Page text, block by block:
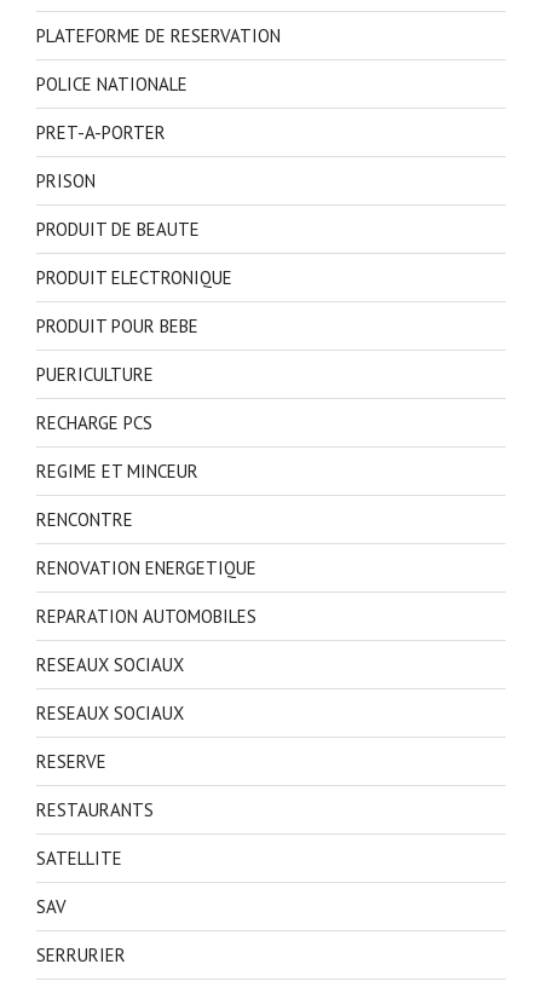
PLATEFORME DE RESERVATION
POLICE NATIONALE
PRET-A-PORTER
PRISON
PRODUIT DE BEAUTE
PRODUIT ELECTRONIQUE
PRODUIT POUR BEBE
PUERICULTURE
RECHARGE PCS
REGIME ET MINCEUR
RENCONTRE
RENOVATION ENERGETIQUE
REPARATION AUTOMOBILES
RESEAUX SOCIAUX
RESEAUX SOCIAUX
RESERVE
RESTAURANTS
SATELLITE
SAV
SERRURIER